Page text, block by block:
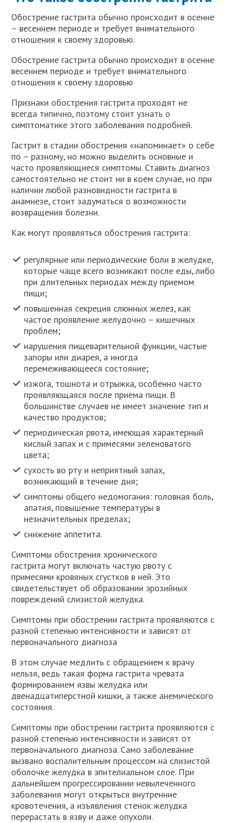
Обострение гастрита обычно происходит в осенне
– весеннем периоде и требует внимательного
отношения к своему здоровью.
Обострение гастрита обычно происходит в осенне
весеннем периоде и требует внимательного
отношения к своему здоровью
Признаки обострения гастрита проходят не
всегда типично, поэтому стоит узнать о
симптоматике этого заболевания подробней.
Гастрит в стадии обострения «напоминает» о себе
по – разному, но можно выделить основные и
часто проявляющиеся симптомы. Ставить диагноз
самостоятельно не стоит ни в коем случае, но при
наличии любой разновидности гастрита в
анамнезе, стоит задуматься о возможности
возвращения болезни.
Как могут проявляться обострения гастрита:
регулярные или периодические боли в желудке,
которые чаще всего возникают после еды, либо
при длительных периодах между приемом
пищи;
повышенная секреция слюнных желез, как
частое проявление желудочно – кишечных
проблем;
нарушения пищеварительной функции, частые
запоры или диарея, а иногда
перемеживающееся состояние;
изжога, тошнота и отрыжка, особенно часто
проявляющаяся после приема пищи. В
большинстве случаев не имеет значение тип и
качество продуктов;
периодическая рвота, имеющая характерный
кислый запах и с примесями зеленоватого
цвета;
сухость во рту и неприятный запах,
возникающий в течение дня;
симптомы общего недомогания: головная боль,
апатия, повышение температуры в
незначительных пределах;
снижение аппетита.
Симптомы обострения хронического
гастрита могут включать частую рвоту с
примесями кровяных сгустков в ней. Это
свидетельствует об образовании эрозийных
повреждений слизистой желудка.
Симптомы при обострении гастрита проявляются с
разной степенью интенсивности и зависят от
первоначального диагноза
В этом случае медлить с обращением к врачу
нельзя, ведь такая форма гастрита чревата
формированием язвы желудка или
двенадцатиперстной кишки, а также анемического
состояния.
Симптомы при обострении гастрита проявляются с
разной степенью интенсивности и зависят от
первоначального диагноза. Само заболевание
вызвано воспалительным процессом на слизистой
оболочке желудка в эпителиальном слое. При
дальнейшем прогрессировании невылеченного
заболевания могут открыться внутренние
кровотечения, а изъявления стенок желудка
перерастать в язву и даже опухоли.